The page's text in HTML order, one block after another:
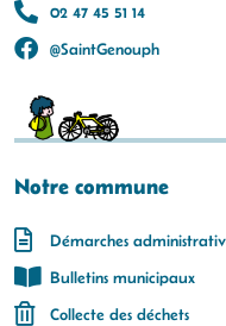
02 47 45 51 14
@SaintGenouph
Notre commune
Démarches
Bulletins municipaux
Collecte des déchets